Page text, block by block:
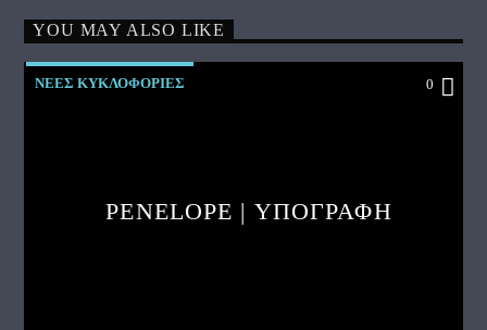
YOU MAY ALSO LIKE
ΝΕΕΣ ΚΥΚΛΟΦΟΡΙΕΣ 0
PENELOPE | ΥΠΟΓΡΑΦΗ